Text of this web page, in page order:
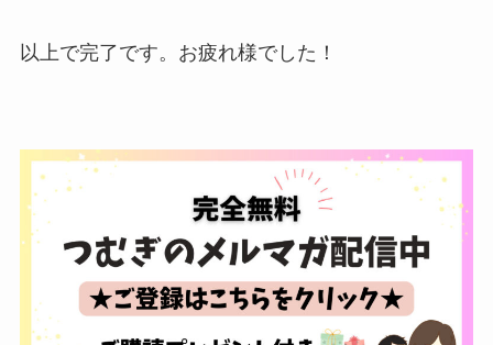
以上で完了です。お疲れ様でした！